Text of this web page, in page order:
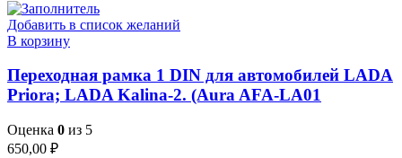
Добавить в список желаний
В корзину
Переходная рамка 1 DIN для автомобилей LADA
Priora; LADA Kalina-2. (Aura AFA-LA01
Оценка 0 из 5
650,00 ₽